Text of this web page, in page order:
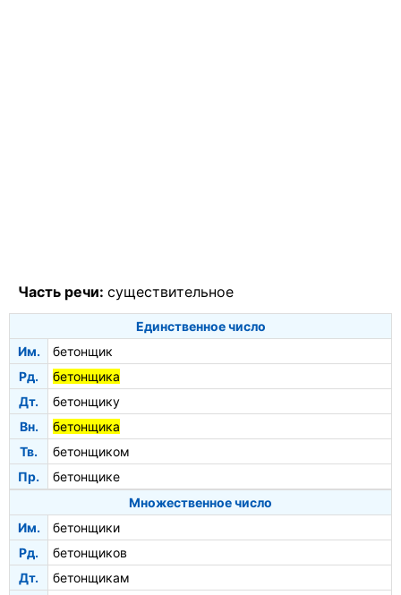
Часть речи: существительное
Единственное число
Им.
бетонщик
Рд.
бетонщика
Дт.
бетонщику
Вн.
бетонщика
Тв.
бетонщиком
Пр.
бетонщике
Множественное число
Им.
бетонщики
Рд.
бетонщиков
Дт.
бетонщикам